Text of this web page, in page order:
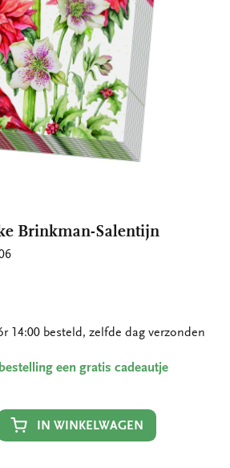
Brinkman-Salentijn
14:00 besteld, zelfde dag verzonden
een gratis cadeautje
IN WINKELWAGEN